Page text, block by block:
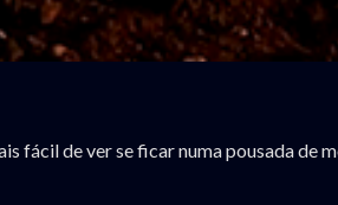
fácil de ver se ficar numa pousada de